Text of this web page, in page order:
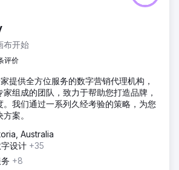
布开始
评价
提供全方位服务的数字营销代理机构，
组成的团队，致力于帮助您打造品牌，
。我们通过一系列久经考验的策略，为您
案。
Australia
设计 +35
+8